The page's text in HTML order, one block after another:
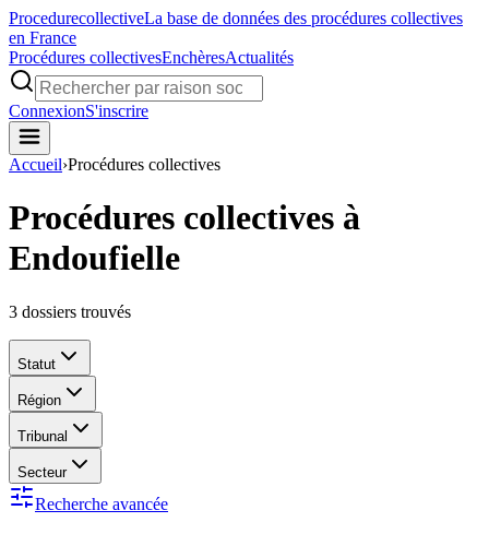
ProcedurecollectiveLa base de données des procédures collectives
en France
Procédures collectivesEnchèresActualités
ConnexionS'inscrire
Accueil›Procédures collectives
Procédures collectives à
Endoufielle
3 dossiers trouvés
Statut
Région
Tribunal
Secteur
Recherche avancée